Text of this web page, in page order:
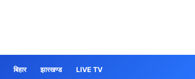
बिहार झारखण्ड LIVE TV